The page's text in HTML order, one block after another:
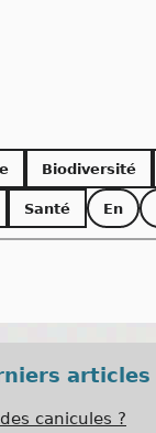
Biodiversité
Santé En
articles
canicules ?